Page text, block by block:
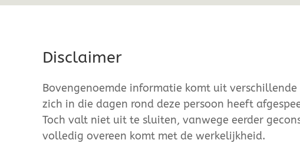
Disclaimer
Bovengenoemde informatie komt uit
zich in die dagen rond deze persoon heeft
Toch valt niet uit te sluiten, vanwege eerder
volledig overeen komt met de werkelijkheid.